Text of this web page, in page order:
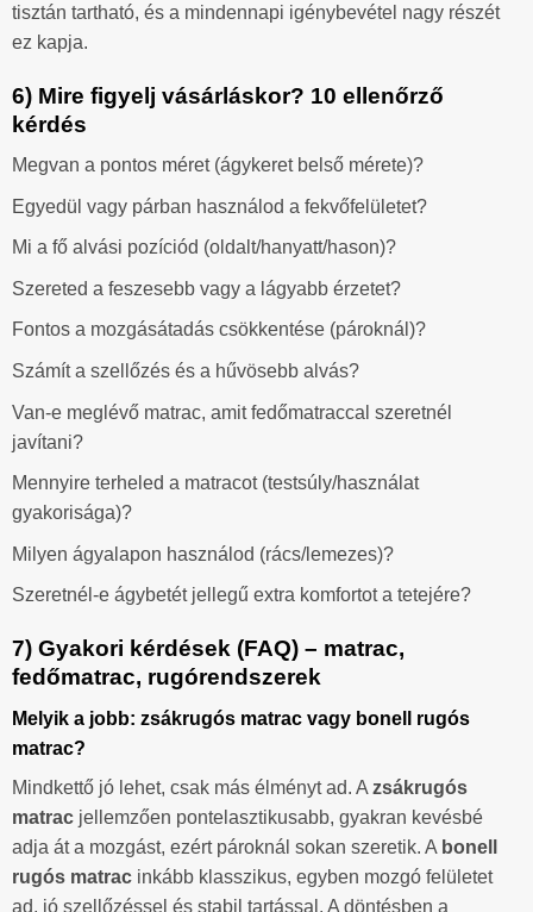
tisztán tartható, és a mindennapi igénybevétel nagy részét
ez kapja.
6) Mire figyelj vásárláskor? 10 ellenőrző
kérdés
Megvan a pontos méret (ágykeret belső mérete)?
Egyedül vagy párban használod a fekvőfelületet?
Mi a fő alvási pozíciód (oldalt/hanyatt/hason)?
Szereted a feszesebb vagy a lágyabb érzetet?
Fontos a mozgásátadás csökkentése (pároknál)?
Számít a szellőzés és a hűvösebb alvás?
Van-e meglévő matrac, amit fedőmatraccal szeretnél
javítani?
Mennyire terheled a matracot (testsúly/használat
gyakorisága)?
Milyen ágyalapon használod (rács/lemezes)?
Szeretnél-e ágybetét jellegű extra komfortot a tetejére?
7) Gyakori kérdések (FAQ) – matrac,
fedőmatrac, rugórendszerek
Melyik a jobb: zsákrugós matrac vagy bonell rugós
matrac?
Mindkettő jó lehet, csak más élményt ad. A zsákrugós
matrac jellemzően pontelasztikusabb, gyakran kevésbé
adja át a mozgást, ezért pároknál sokan szeretik. A bonell
rugós matrac inkább klasszikus, egyben mozgó felületet
ad, jó szellőzéssel és stabil tartással. A döntésben a